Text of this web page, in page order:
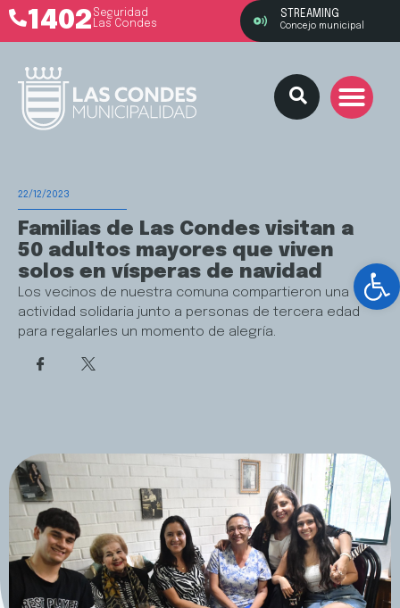
1402 Seguridad
Las Condes
STREAMING
Concejo municipal
22/12/2023
Familias de Las Condes visitan a
50 adultos mayores que viven
solos en vísperas de navidad
Los vecinos de nuestra comuna compartieron una
actividad solidaria junto a personas de tercera edad
para regalarles un momento de alegría.